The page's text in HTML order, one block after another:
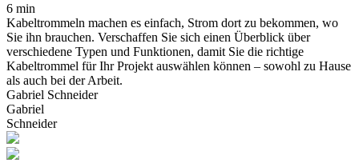
6 min
Kabeltrommeln machen es einfach, Strom dort zu bekommen, wo
Sie ihn brauchen. Verschaffen Sie sich einen Überblick über
verschiedene Typen und Funktionen, damit Sie die richtige
Kabeltrommel für Ihr Projekt auswählen können – sowohl zu Hause
als auch bei der Arbeit.
Gabriel Schneider
Gabriel
Schneider